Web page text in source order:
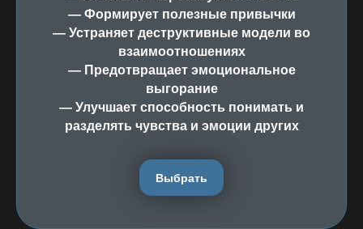
— Формирует полезные привычки
— Устраняет деструктивные модели во
взаимоотношениях
— Предотвращает эмоциональное
выгорание
— Улучшает способность понимать и
разделять чувства и эмоции других
Выбрать